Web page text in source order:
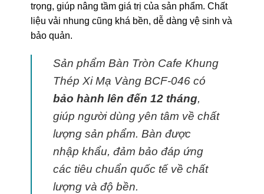
trọng, giúp nâng tầm giá trị của sản phẩm. Chất
liệu vải nhung cũng khá bền, dễ dàng vệ sinh và
bảo quản.
Sản phẩm Bàn Tròn Cafe Khung
Thép Xi Mạ Vàng BCF-046 có
bảo hành lên đến 12 tháng,
giúp người dùng yên tâm về chất
lượng sản phẩm. Bàn được
nhập khẩu, đảm bảo đáp ứng
các tiêu chuẩn quốc tế về chất
lượng và độ bền.